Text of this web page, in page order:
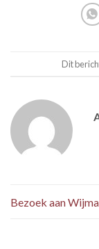
Dit
Bezoek aan